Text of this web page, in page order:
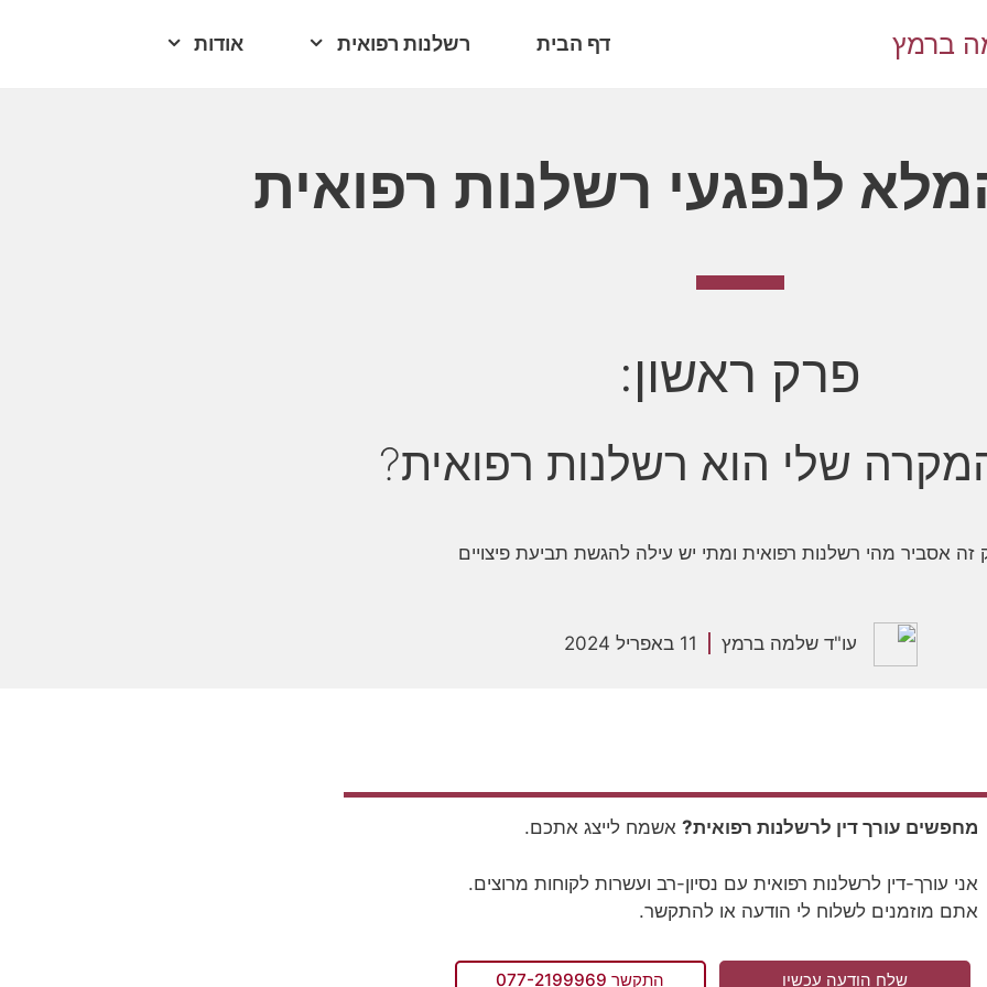
ברמץ דף הבית רשלנות רפואית אודות
לנפגעי רשלנות רפואית
פרק ראשון:
שלי הוא רשלנות רפואית?
זה אסביר מהי רשלנות רפואית ומתי יש עילה להגשת תביעת פיצויים
עו"ד שלמה ברמץ 11 באפריל 2024
מחפשים עורך דין לרשלנות רפואית? אשמח לייצג אתכם.
אני עורך-דין לרשלנות רפואית עם נסיון-רב ועשרות לקוחות מרוצים.
אתם מוזמנים לשלוח לי הודעה או להתקשר.
שלח הודעה עכשיו התקשר 077-2199969